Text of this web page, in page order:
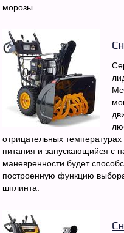
морозы.
отрицательных
питания и запускающийся с
маневренности будет
построенную функцию
шплинта.